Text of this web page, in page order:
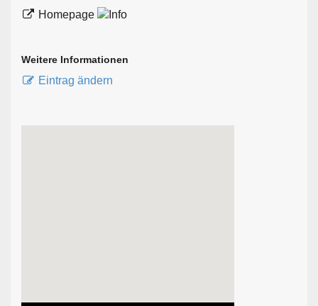
Homepage
Weitere Informationen
Eintrag ändern